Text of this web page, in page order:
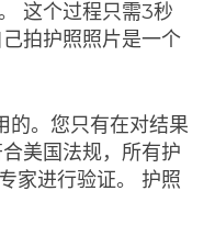
这个过程只需3秒
拍护照照片是一个
。您只有在对结果
美国法规，所有护
家进行验证。 护照